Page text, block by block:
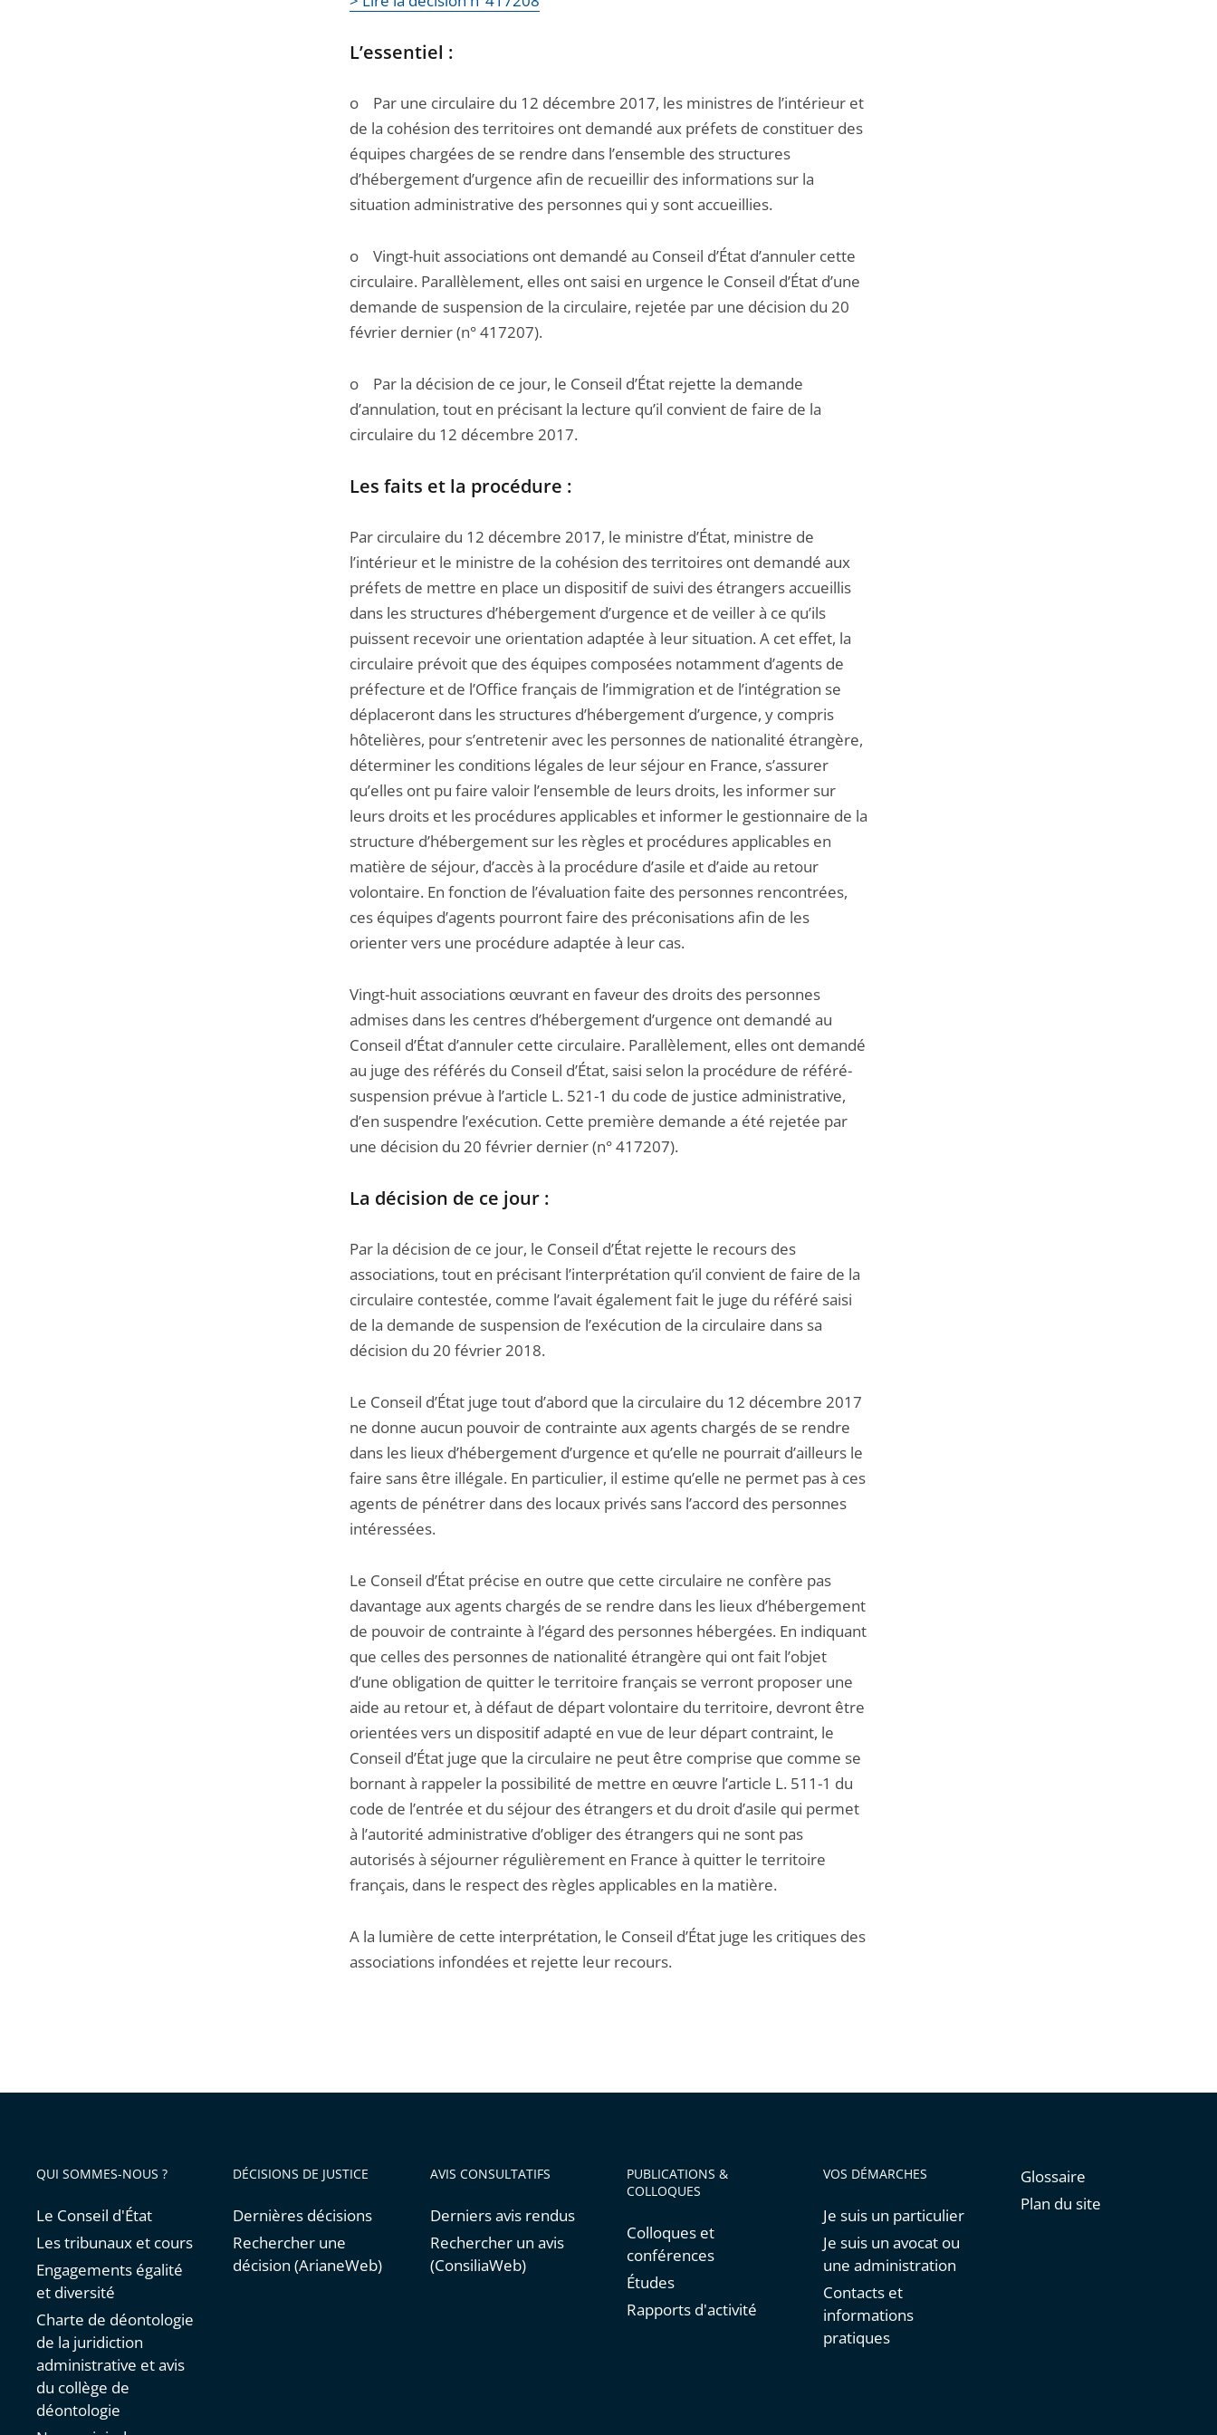
L’essentiel :
o Par une circulaire du 12 décembre 2017, les ministres de l’intérieur et
de la cohésion des territoires ont demandé aux préfets de constituer des
équipes chargées de se rendre dans l’ensemble des structures
d’hébergement d’urgence afin de recueillir des informations sur la
situation administrative des personnes qui y sont accueillies.
o Vingt-huit associations ont demandé au Conseil d’État d’annuler cette
circulaire. Parallèlement, elles ont saisi en urgence le Conseil d’État d’une
demande de suspension de la circulaire, rejetée par une décision du 20
février dernier (n° 417207).
o Par la décision de ce jour, le Conseil d’État rejette la demande
d’annulation, tout en précisant la lecture qu’il convient de faire de la
circulaire du 12 décembre 2017.
Les faits et la procédure :
Par circulaire du 12 décembre 2017, le ministre d’État, ministre de
l’intérieur et le ministre de la cohésion des territoires ont demandé aux
préfets de mettre en place un dispositif de suivi des étrangers accueillis
dans les structures d’hébergement d’urgence et de veiller à ce qu’ils
puissent recevoir une orientation adaptée à leur situation. A cet effet, la
circulaire prévoit que des équipes composées notamment d’agents de
préfecture et de l’Office français de l’immigration et de l’intégration se
déplaceront dans les structures d’hébergement d’urgence, y compris
hôtelières, pour s’entretenir avec les personnes de nationalité étrangère,
déterminer les conditions légales de leur séjour en France, s’assurer
qu’elles ont pu faire valoir l’ensemble de leurs droits, les informer sur
leurs droits et les procédures applicables et informer le gestionnaire de la
structure d’hébergement sur les règles et procédures applicables en
matière de séjour, d’accès à la procédure d’asile et d’aide au retour
volontaire. En fonction de l’évaluation faite des personnes rencontrées,
ces équipes d’agents pourront faire des préconisations afin de les
orienter vers une procédure adaptée à leur cas.
Vingt-huit associations œuvrant en faveur des droits des personnes
admises dans les centres d’hébergement d’urgence ont demandé au
Conseil d’État d’annuler cette circulaire. Parallèlement, elles ont demandé
au juge des référés du Conseil d’État, saisi selon la procédure de référé-
suspension prévue à l’article L. 521-1 du code de justice administrative,
d’en suspendre l’exécution. Cette première demande a été rejetée par
une décision du 20 février dernier (n° 417207).
La décision de ce jour :
Par la décision de ce jour, le Conseil d’État rejette le recours des
associations, tout en précisant l’interprétation qu’il convient de faire de la
circulaire contestée, comme l’avait également fait le juge du référé saisi
de la demande de suspension de l’exécution de la circulaire dans sa
décision du 20 février 2018.
Le Conseil d’État juge tout d’abord que la circulaire du 12 décembre 2017
ne donne aucun pouvoir de contrainte aux agents chargés de se rendre
dans les lieux d’hébergement d’urgence et qu’elle ne pourrait d’ailleurs le
faire sans être illégale. En particulier, il estime qu’elle ne permet pas à ces
agents de pénétrer dans des locaux privés sans l’accord des personnes
intéressées.
Le Conseil d’État précise en outre que cette circulaire ne confère pas
davantage aux agents chargés de se rendre dans les lieux d’hébergement
de pouvoir de contrainte à l’égard des personnes hébergées. En indiquant
que celles des personnes de nationalité étrangère qui ont fait l’objet
d’une obligation de quitter le territoire français se verront proposer une
aide au retour et, à défaut de départ volontaire du territoire, devront être
orientées vers un dispositif adapté en vue de leur départ contraint, le
Conseil d’État juge que la circulaire ne peut être comprise que comme se
bornant à rappeler la possibilité de mettre en œuvre l’article L. 511-1 du
code de l’entrée et du séjour des étrangers et du droit d’asile qui permet
à l’autorité administrative d’obliger des étrangers qui ne sont pas
autorisés à séjourner régulièrement en France à quitter le territoire
français, dans le respect des règles applicables en la matière.
A la lumière de cette interprétation, le Conseil d’État juge les critiques des
associations infondées et rejette leur recours.
QUI SOMMES-NOUS ?
Le Conseil d'État
Les tribunaux et cours
Engagements égalité
et diversité
Charte de déontologie
de la juridiction
administrative et avis
du collège de
déontologie
DÉCISIONS DE JUSTICE
Dernières décisions
Rechercher une
décision (ArianeWeb)
AVIS CONSULTATIFS
Derniers avis rendus
Rechercher un avis
(ConsiliaWeb)
PUBLICATIONS &
COLLOQUES
Colloques et
conférences
Études
Rapports d'activité
VOS DÉMARCHES
Je suis un particulier
Je suis un avocat ou
une administration
Contacts et
informations
pratiques
Glossaire
Plan du site